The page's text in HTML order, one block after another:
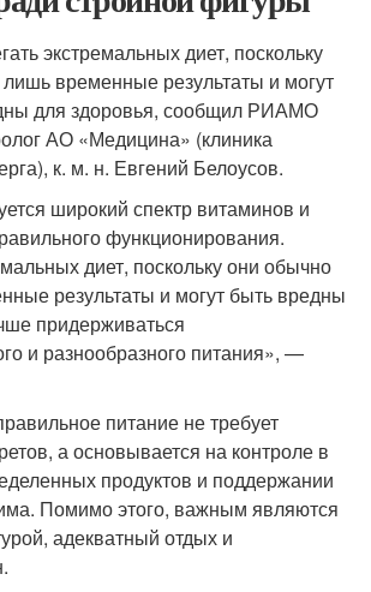
экстремальных диет, поскольку
временные результаты и могут
для здоровья, сообщил РИАМО
АО «Медицина» (клиника
к. м. н. Евгений Белоусов.
широкий спектр витаминов и
функционирования.
диет, поскольку они обычно
результаты и могут быть вредны
придерживаться
и разнообразного питания», —
питание не требует
а основывается на контроле в
продуктов и поддержании
Помимо этого, важным являются
адекватный отдых и